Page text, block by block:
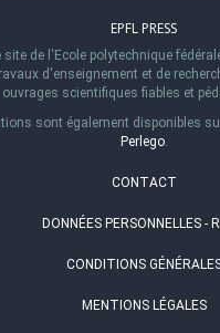
EPFL PRESS
site de l'Ecole polytechnique
d'enseignement et de
ouvrages scientifiques fiables et
sont également disponibles
Perlego.
CONTACT
DONNÉES PERSONNELLES -
CONDITIONS
MENTIONS LÉGALES